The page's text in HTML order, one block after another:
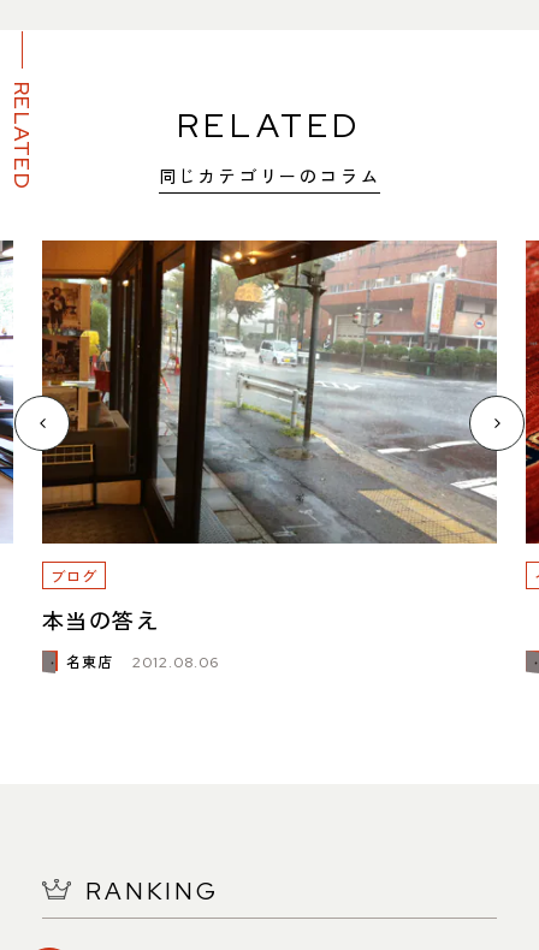
RANKING
RELATED RELATED
同じカテゴリーのコラム
ブログ
本当の答え
名東店 2012.08.06